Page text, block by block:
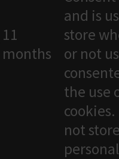
11
months
and is
store
or not
the use
not